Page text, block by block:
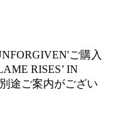
ご購入
RISES’ IN
途ご案内がござい